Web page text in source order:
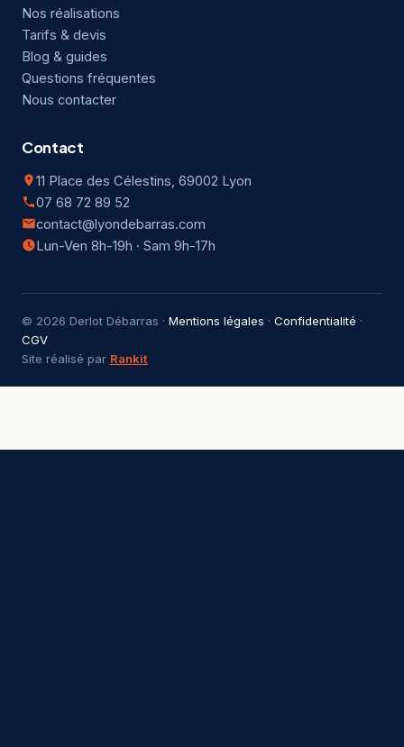
Nos réalisations
Tarifs & devis
Blog & guides
Questions fréquentes
Nous contacter
Contact
11 Place des Célestins, 69002 Lyon
07 68 72 89 52
contact@lyondebarras.com
Lun-Ven 8h-19h · Sam 9h-17h
© 2026 Derlot Débarras · Mentions légales · Confidentialité ·
CGV
Site réalisé par Rankit